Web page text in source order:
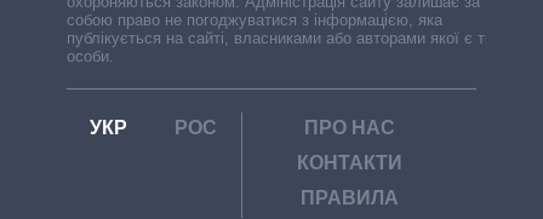
собою право не погоджуватися з інформацією, яка
публікується на сайті, власниками або авторами якої є треті
особи.
УКР РОС
ПРО НАС
КОНТАКТИ
ПРАВИЛА